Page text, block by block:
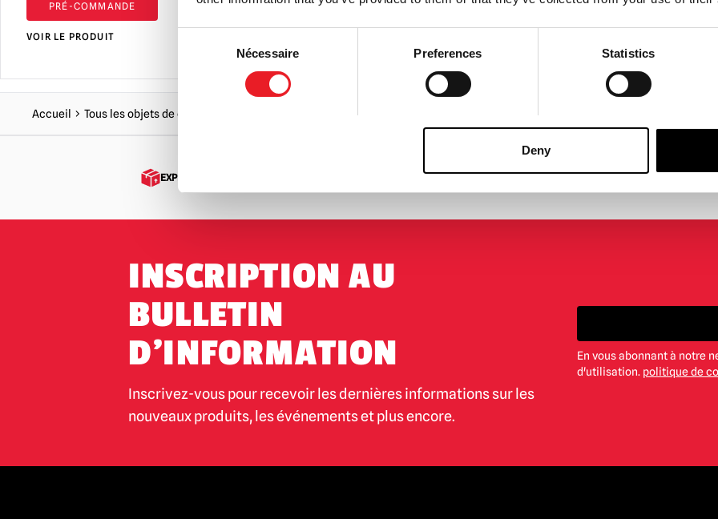
Nécessaire Preferences Statistics
Deny
PRÉ-COMMANDE
VOIR LE PRODUIT
de
125,00
AJOUTER AU PANIER AJOUTER AU PANIER
Accueil Tous les objets de collection Poupées d'horreur effrayantes Forevermore Doll - Officially Licensed Terrifier Art the
EXPÉDITION DANS LE MONDE ENTIER LA PLUS GRANDE GAMME DU ROYAUME-UNI
INSCRIPTION AU
BULLETIN
D'INFORMATION
Inscrivez-vous pour recevoir les dernières informations sur les
nouveaux produits, les événements et plus encore.
En vous abonnant à notre
d'utilisation. politique de